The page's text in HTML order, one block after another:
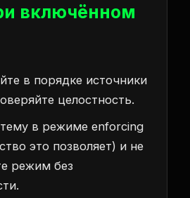
включённом
в порядке источники
целостность.
в режиме enforcing
это позволяет) и не
режим без